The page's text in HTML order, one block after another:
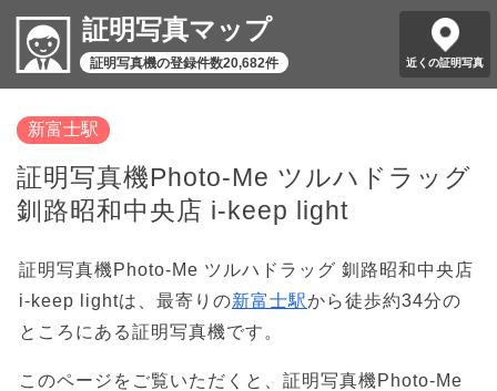
証明写真マップ
証明写真機の登録件数20,682件 近くの証明写真
新富士駅
証明写真機Photo-Me ツルハドラッグ
釧路昭和中央店 i-keep light
証明写真機Photo-Me ツルハドラッグ 釧路昭和中央店
i-keep lightは、最寄りの新富士駅から徒歩約34分の
ところにある証明写真機です。
このページをご覧いただくと、証明写真機Photo-Me